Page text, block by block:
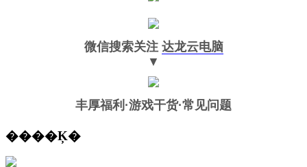
微信搜索关注 达龙云电脑
▼
丰厚福利 ·游戏干货·常见问题
����Ķ�